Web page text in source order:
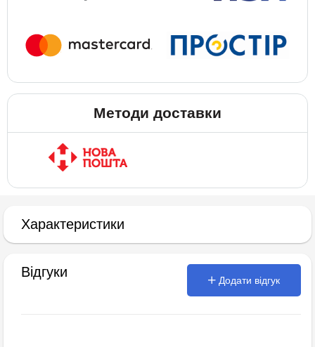
Методи доставки
Характеристики
Відгуки
Додати відгук